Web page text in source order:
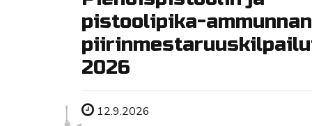
pistoolipika-ammunnan
2026
Tapahtuman ajankohta
12.9.2026